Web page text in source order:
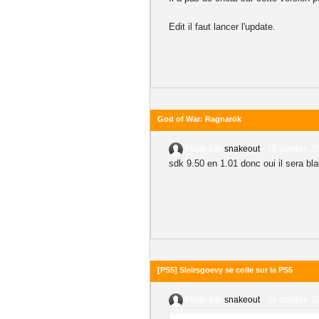
Edit il faut lancer l'update.
God of War: Ragnarök
snakeout-
sdk 9.50 en 1.01 donc oui il sera
[PS5] Sleirsgoevy se colle sur la PS5
snakeout-